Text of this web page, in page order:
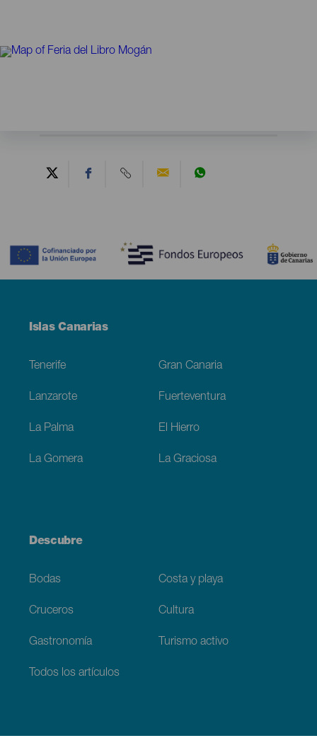
Menú
Islas Canarias
Tenerife Gran Canaria
Lanzarote Fuerteventura
La Palma El Hierro
La Gomera La Graciosa
Descubre
Bodas Costa y playa
Cruceros Cultura
Gastronomía Turismo activo
Todos los artículos